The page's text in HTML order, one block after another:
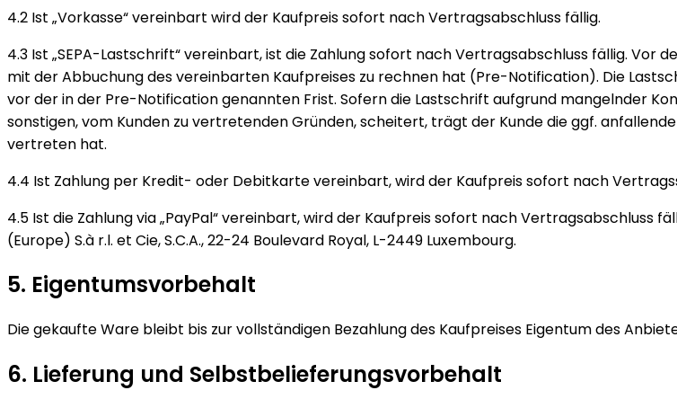
4.2 Ist „Vorkasse“ vereinbart wird der Kaufpreis sofort nach Vertragsabschluss fällig.
4.3 Ist „SEPA-Lastschrift“ vereinbart, ist die Zahlung sofort nach Vertragsabschluss fällig.
mit der Abbuchung des vereinbarten Kaufpreises zu rechnen hat (Pre-Notification). Die
vor der in der Pre-Notification genannten Frist. Sofern die Lastschrift aufgrund mangelnder
sonstigen, vom Kunden zu vertretenden Gründen, scheitert, trägt der Kunde die ggf.
vertreten hat.
4.4 Ist Zahlung per Kredit- oder Debitkarte vereinbart, wird der Kaufpreis sofort nach
4.5 Ist die Zahlung via „PayPal“ vereinbart, wird der Kaufpreis sofort nach Vertragsabschluss
(Europe) S.à r.l. et Cie, S.C.A., 22-24 Boulevard Royal, L-2449 Luxembourg.
5. Eigentumsvorbehalt
Die gekaufte Ware bleibt bis zur vollständigen Bezahlung des Kaufpreises Eigentum des
6. Lieferung und Selbstbelieferungsvorbehalt